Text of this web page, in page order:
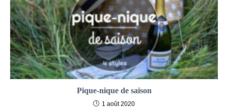
Pique-nique de saison
1 août 2020